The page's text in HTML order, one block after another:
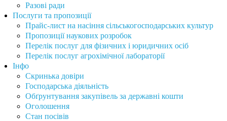
Разові ради
Послуги та пропозиції
Прайс-лист на насіння сільськогосподарських культур
Пропозиції наукових розробок
Перелік послуг для фізичних і юридичних осіб
Перелік послуг агрохімічної лабораторії
Інфо
Скринька довіри
Господарська діяльність
Обґрунтування закупівель за державні кошти
Оголошення
Стан посівів